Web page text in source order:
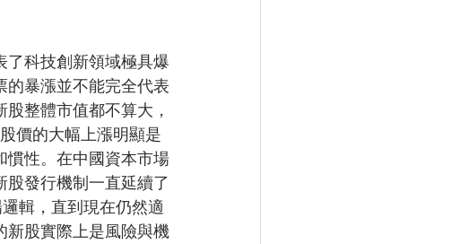
了科技創新領域極具爆
的暴漲並不能完全代表
整體市值都不算大，
價的大幅上漲明顯是
慣性。在中國資本市場
發行機制一直延續了
輯，直到現在仍然適
新股實際上是風險與機